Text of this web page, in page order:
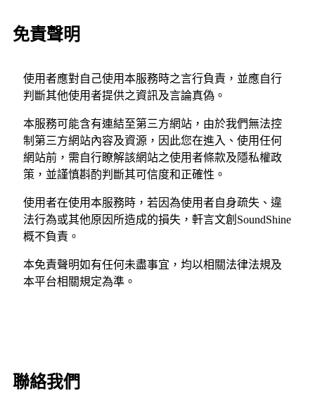
免責聲明
使用者應對自己使用本服務時之言行負責，並應自行
判斷其他使用者提供之資訊及言論真偽。
本服務可能含有連結至第三方網站，由於我們無法控
制第三方網站內容及資源，因此您在進入、使用任何
網站前，需自行瞭解該網站之使用者條款及隱私權政
策，並謹慎斟酌判斷其可信度和正確性。
使用者在使用本服務時，若因為使用者自身疏失、違
法行為或其他原因所造成的損失，軒言文創SoundShine
概不負責。
本免責聲明如有任何未盡事宜，均以相關法律法規及
本平台相關規定為準。
聯絡我們